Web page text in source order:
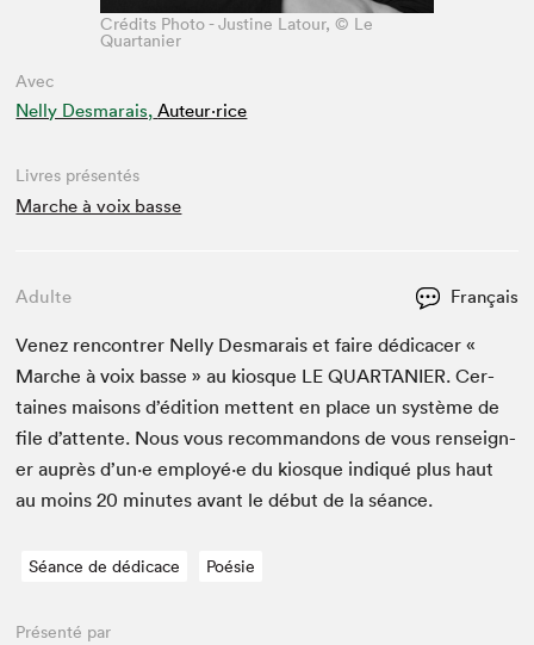
Avec
Nelly Desmarais, Auteur·rice
Crédits Photo - Justine Latour, © Le
Quartanier
Livres présentés
Marche à voix basse
Adulte Français
Venez ren­con­tr­er Nel­ly Des­marais et faire dédi­cac­er «
Marche à voix basse » au kiosque LE QUAR­TANIER. Cer­
taines maisons d’édi­tion met­tent en place un sys­tème de
file d’at­tente. Nous vous recom­man­dons de vous ren­seign­
er auprès d’un·e employé·e du kiosque indiqué plus haut
au moins20 min­utes avant le début de la séance.
Séance de dédicace Poésie
Présenté par